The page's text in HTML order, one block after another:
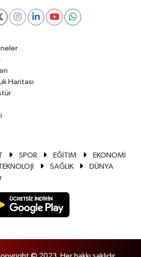
Haritası
SPOR EĞİTİM
EKONOMİ
SAĞLIK
DÜNYA